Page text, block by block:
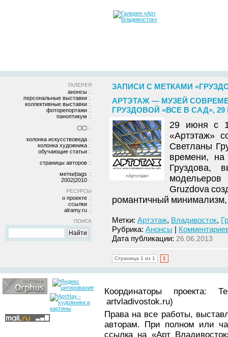
ГАЛЕРЕЯ
анонсы
персональные выставки
коллективные выставки
фоторепортажи
паноптикум
▢▢
колонка искусствоведа
колонка художника
обучающие статьи
страницы авторов
метки|tags
2002|2010
РЕСУРСЫ
о проекте
ссылки
alramy.ru
ПОИСК
ЗАПИСИ С МЕТКАМИ
АРТЭТАЖ — МУЗЕЙ
ГРУЗДОВОЙ «ВСЕ В САД», 29
«Артэтаж»
29 июня с
«Артэтаж»
Светланы
времени, на
Груздова,
Gruzdova
романтичный минимализм,
Метки: Артэтаж, Владивосток,
Рубрика: Анонсы |
Дата публикации: 26.06.2013
Страница 1 из 1 1
Координаторы проекта:
artvladivostok.ru)
Права на все работы,
авторам. При полном или
ссылка на «Арт Владивосток